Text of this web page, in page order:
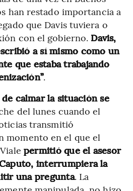
han restado importancia a
que Davis tuviera o
con el gobierno. Davis,
a sí mismo como un
que estaba trabajando
.
calmar la situación se
del lunes cuando el
transmitió
momento en el que el
permitió que el asesor
interrumpiera la
una pregunta. La